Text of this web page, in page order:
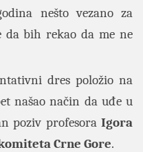
nešto vezano za
da bih rekao da me ne
dres položio na
našao način da uđe u
poziv profesora Igora
Crne Gore.